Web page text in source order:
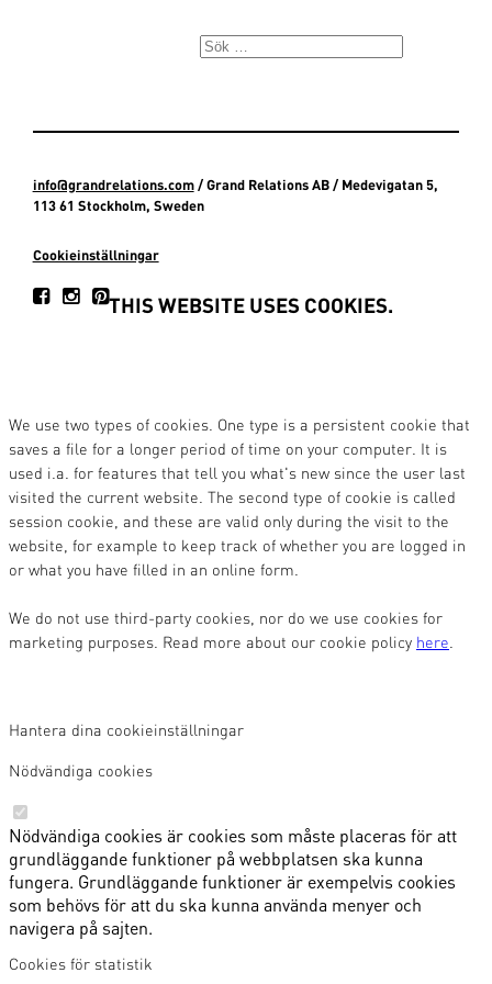
info@grandrelations.com/ Grand Relations AB / Medevigatan 5,
113 61 Stockholm, Sweden
Cookieinställningar
THIS WEBSITE USES COOKIES.
We use two types of cookies. One type is a persistent cookie that
saves a file for a longer period of time on your computer. It is
used i.a. for features that tell you what's new since the user last
visited the current website. The second type of cookie is called
session cookie, and these are valid only during the visit to the
website, for example to keep track of whether you are logged in
or what you have filled in an online form.
We do not use third-party cookies, nor do we use cookies for
marketing purposes. Read more about our cookie policy here.
Hantera dina cookieinställningar
Nödvändiga cookies
Nödvändiga cookies är cookies som måste placeras för att
grundläggande funktioner på webbplatsen ska kunna
fungera. Grundläggande funktioner är exempelvis cookies
som behövs för att du ska kunna använda menyer och
navigera på sajten.
Cookies för statistik